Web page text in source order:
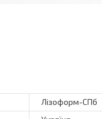
Лізоформ-СПб